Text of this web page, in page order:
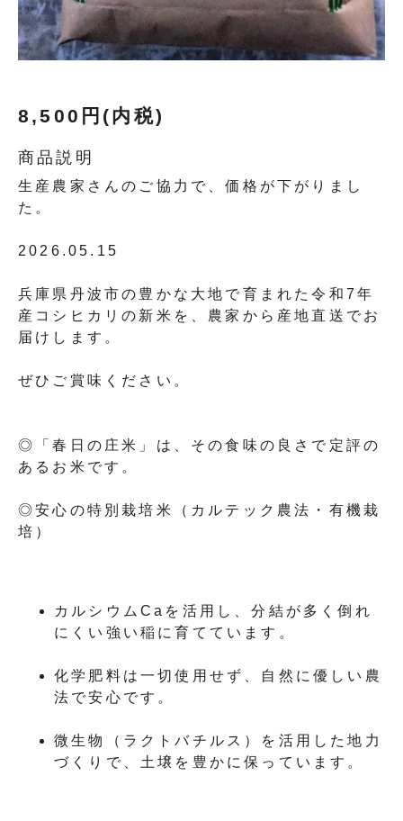
8,500円(内税)
商品説明
生産農家さんのご協力で、価格が下がりまし
た。
2026.05.15
兵庫県丹波市の豊かな大地で育まれた令和7年
産コシヒカリの新米を、農家から産地直送でお
届けします。
ぜひご賞味ください。
◎「春日の庄米」は、その食味の良さで定評の
あるお米です。
◎安心の特別栽培米（カルテック農法・有機栽
培）
カルシウムCaを活用し、分結が多く倒れ
にくい強い稲に育てています。
化学肥料は一切使用せず、自然に優しい農
法で安心です。
微生物（ラクトバチルス）を活用した地力
づくりで、土壌を豊かに保っています。